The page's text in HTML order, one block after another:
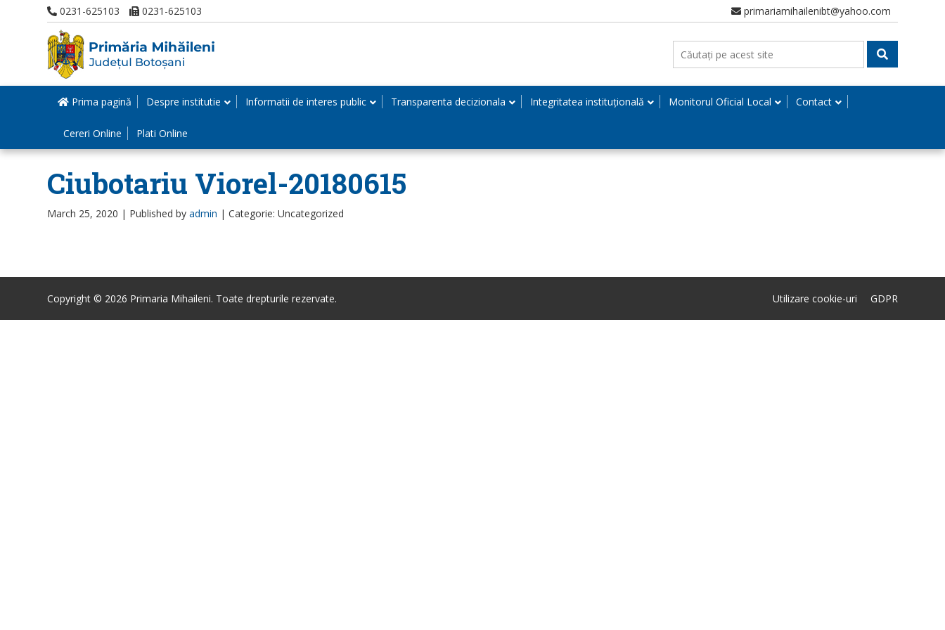
0231-625103 0231-625103 primariamihailenibt@yahoo.com
Prima pagină Despre institutie Informatii de interes public Transparenta decizionala Integritatea instituțională Monitorul Oficial Local Contact
Cereri Online Plati Online
Ciubotariu Viorel-20180615
March 25, 2020 | Published by admin | Categorie: Uncategorized
Copyright © 2026 Primaria Mihaileni. Toate drepturile rezervate. Utilizare cookie-uri GDPR